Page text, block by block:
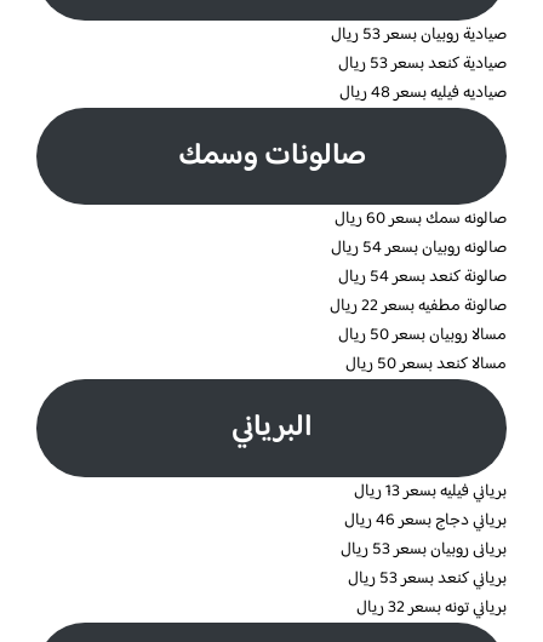
صيادية روبيان بسعر 53 ريال
صيادية كنعد بسعر 53 ريال
صياديه فيليه بسعر 48 ريال
صالونات وسمك
صالونه سمك بسعر 60 ريال
صالونه روبيان بسعر 54 ريال
صالونة كنعد بسعر 54 ريال
صالونة مطفيه بسعر 22 ريال
مسالا روبيان بسعر 50 ريال
مسالا كنعد بسعر 50 ريال
البرياني
برياني فيليه بسعر 13 ريال
برياني دجاج بسعر 46 ريال
بريانى روبيان بسعر 53 ريال
برياني كنعد بسعر 53 ريال
برياني تونه بسعر 32 ريال